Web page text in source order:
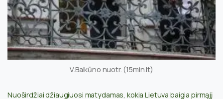
V.Balkūno nuotr. (15min.lt)
Nuoširdžiai džiaugiuosi matydamas, kokia Lietuva baigia pirmąjį